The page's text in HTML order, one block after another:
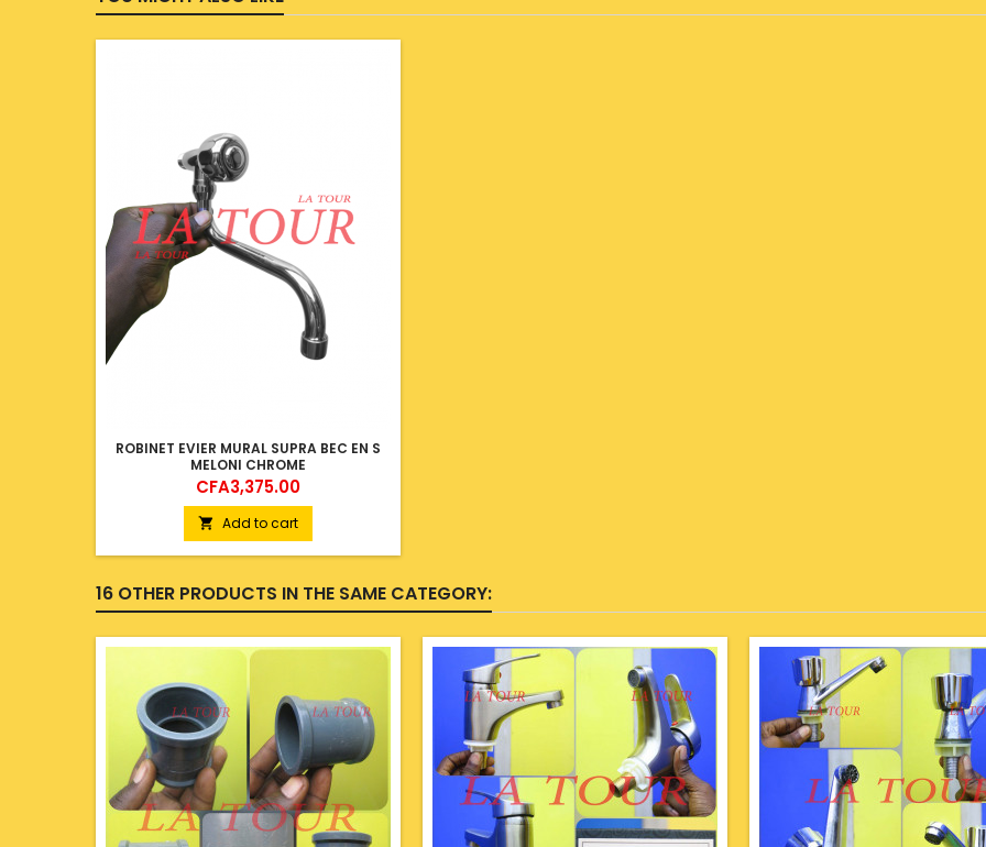
ROBINET EVIER MURAL SUPRA BEC EN S
MELONI CHROME
Price
CFA3,375.00
 Add to cart
16 OTHER PRODUCTS IN THE SAME CATEGORY: